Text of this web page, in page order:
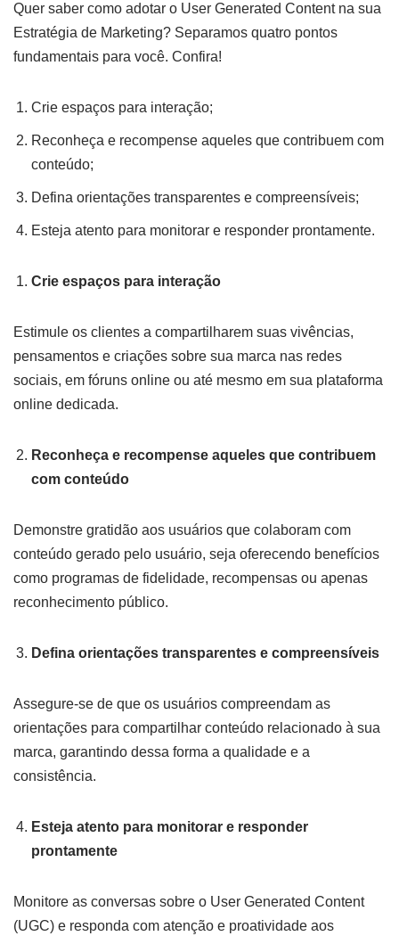
Quer saber como adotar o User Generated Content na sua
Estratégia de Marketing? Separamos quatro pontos
fundamentais para você. Confira!
Crie espaços para interação;
Reconheça e recompense aqueles que contribuem com
conteúdo;
Defina orientações transparentes e compreensíveis;
Esteja atento para monitorar e responder prontamente.
Crie espaços para interação
Estimule os clientes a compartilharem suas vivências,
pensamentos e criações sobre sua marca nas redes
sociais, em fóruns online ou até mesmo em sua plataforma
online dedicada.
Reconheça e recompense aqueles que contribuem
com conteúdo
Demonstre gratidão aos usuários que colaboram com
conteúdo gerado pelo usuário, seja oferecendo benefícios
como programas de fidelidade, recompensas ou apenas
reconhecimento público.
Defina orientações transparentes e compreensíveis
Assegure-se de que os usuários compreendam as
orientações para compartilhar conteúdo relacionado à sua
marca, garantindo dessa forma a qualidade e a
consistência.
Esteja atento para monitorar e responder
prontamente
Monitore as conversas sobre o User Generated Content
(UGC) e responda com atenção e proatividade aos